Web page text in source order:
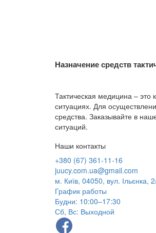
Назначение средств
Тактическая медицина –
ситуациях. Для
средства. Заказывайте в
ситуаций.
Наши контакты
+380 (67) 361-11-16
juucy.com.ua@gmail.com
м. Київ, 04050, вул. Ільєнка,
График работы
Будни: 10:00–17:30
Сб, Вс: Выходной